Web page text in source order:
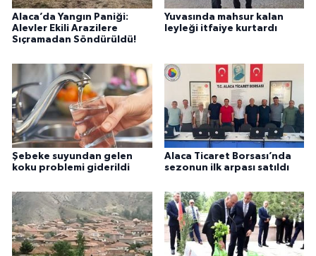
Alaca’da Yangın Paniği:
Alevler Ekili Arazilere
Sıçramadan Söndürüldü!
Yuvasında mahsur kalan
leyleği itfaiye kurtardı
Şebeke suyundan gelen
koku problemi giderildi
Alaca Ticaret Borsası’nda
sezonun ilk arpası satıldı